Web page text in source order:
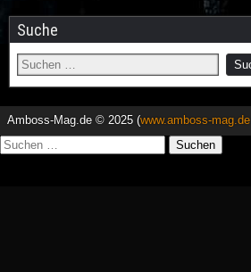
Suche
Amboss-Mag.de © 2025 (www.amboss-mag.de